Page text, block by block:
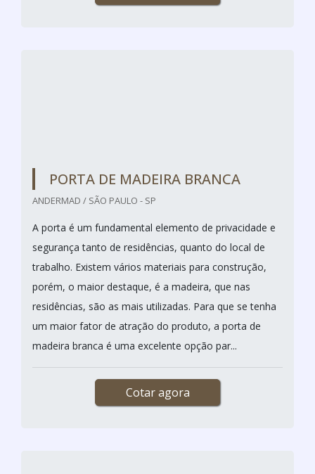
PORTA DE MADEIRA BRANCA
ANDERMAD / SÃO PAULO - SP
A porta é um fundamental elemento de privacidade e
segurança tanto de residências, quanto do local de
trabalho. Existem vários materiais para construção,
porém, o maior destaque, é a madeira, que nas
residências, são as mais utilizadas. Para que se tenha
um maior fator de atração do produto, a porta de
madeira branca é uma excelente opção par...
Cotar agora